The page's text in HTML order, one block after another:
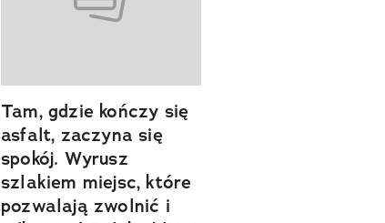
Tam, gdzie kończy się
asfalt, zaczyna się
spokój. Wyrusz
szlakiem miejsc, które
pozwalają zwolnić i